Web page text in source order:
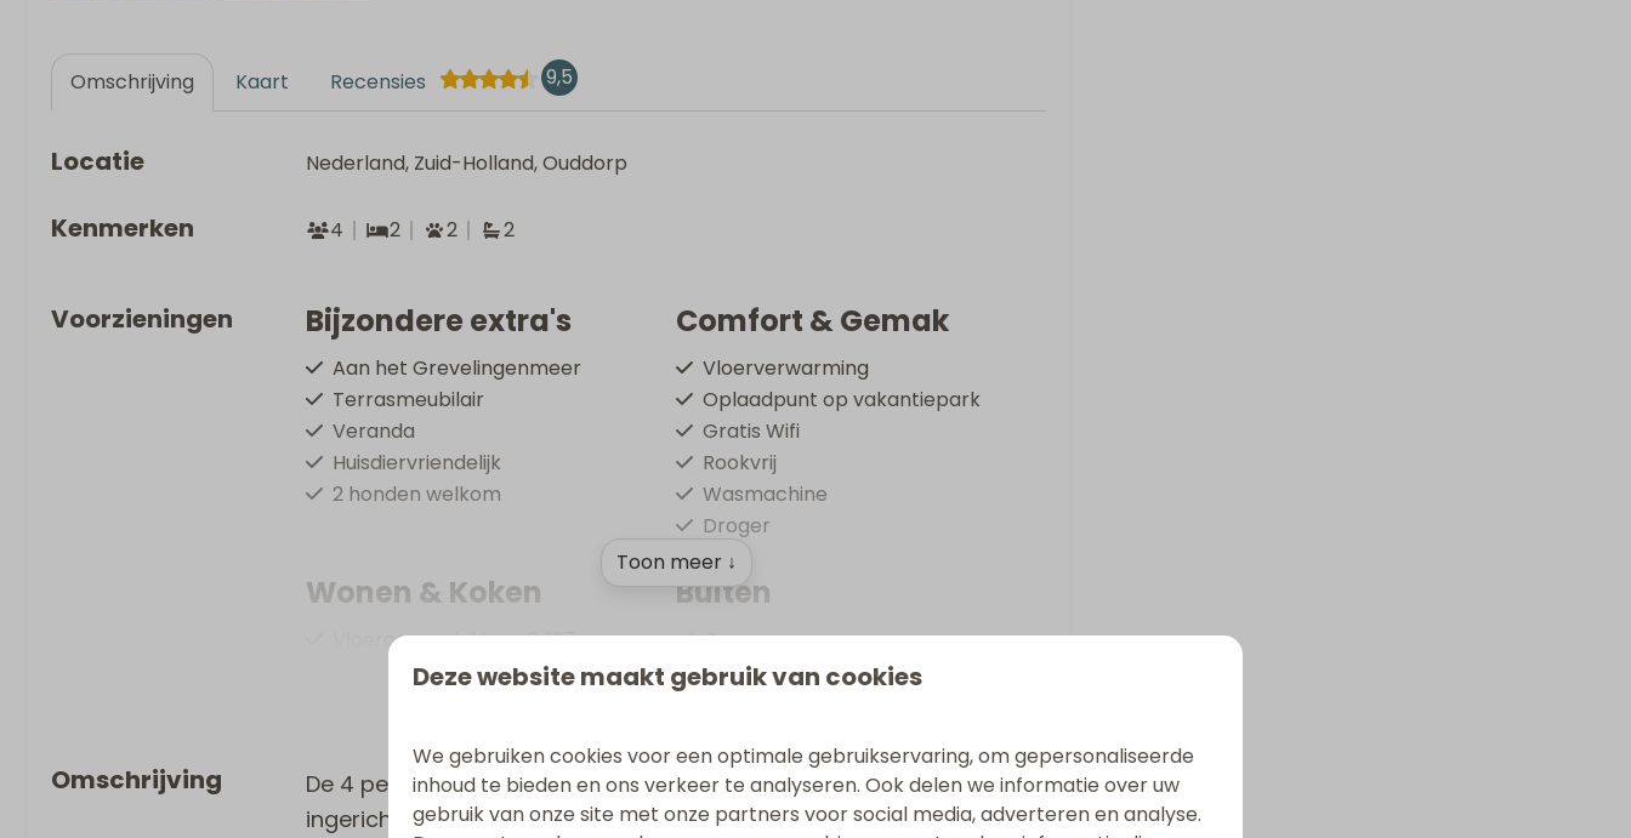
Omschrijving Kaart Recensies 9,5
Locatie Nederland, Zuid-Holland, Ouddorp
Kenmerken 4 2 2 2
Voorzieningen Bijzondere extra's
Aan het Grevelingenmeer
Terrasmeubilair
Veranda
Huisdiervriendelijk
2 honden welkom
Comfort & Gemak
Vloerverwarming
Oplaadpunt op vakantiepark
Gratis Wifi
Rookvrij
Wasmachine
Droger
Wonen & Koken
Vloeroppervlakte m2: 127
Flatscreen TV
Vaatwasser
Wasrek
Inductie kookplaat
Buiten
Open terras
Loungebank
Toon meer ↓
Omschrijving
De 4 persoons Villa Super VIP beschikt over een luxe en comfortabel
ingericht interieur, terras met uitzicht over het water, perfect met
Deze website maakt gebruik van cookies
We gebruiken cookies voor een optimale gebruikservaring, om gepersonaliseerde
inhoud te bieden en ons verkeer te analyseren. Ook delen we informatie over uw
gebruik van onze site met onze partners voor social media, adverteren en analyse.